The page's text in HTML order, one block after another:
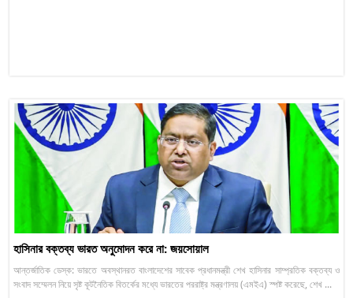
হাসিনার বক্তব্য ভারত অনুমোদন করে না: জয়সোয়াল
আন্তর্জাতিক ডেস্ক: ভারতে অবস্থানরত বাংলাদেশের সাবেক প্রধানমন্ত্রী শেখ হাসিনার সাম্প্রতিক বক্তব্য ও
সংবাদ সম্মেলন নিয়ে সৃষ্ট কূটনৈতিক বিতর্কের মধ্যে ভারতের পররাষ্ট্র মন্ত্রণালয় (এমইএ) স্পষ্ট করেছে, শেখ ...